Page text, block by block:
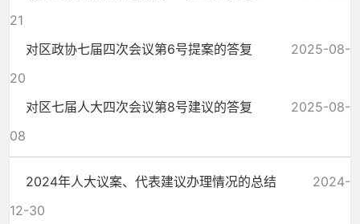
21
对区政协七届四次会议第6号提案的答复
2025-08-
20
对区七届人大四次会议第8号建议的答复
2025-08-
08
2024年人大议案、代表建议办理情况的总结
2024-
12-30